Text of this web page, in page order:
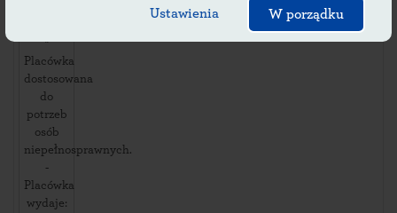
Ustawienia W porządku
*
Placówka
dostosowana
do
potrzeb
osób
niepełnosprawnych.
-
Placówka
wydaje: